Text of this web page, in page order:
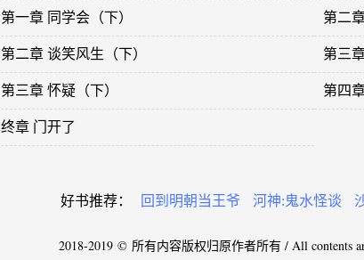
第一章 同学会（下） 第二
第二章 谈笑风生（下） 第三
第三章 怀疑（下） 第四
终章 门开了
好书推荐： 回到明朝当王爷 河神:鬼水怪谈
2018-2019 © 所有内容版权归原作者所有 / All contents